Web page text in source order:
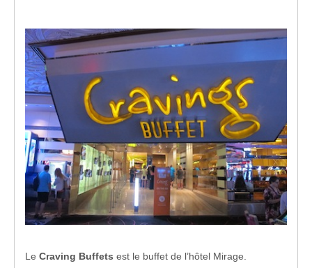
Le Craving Buffets est le buffet de l’hôtel Mirage.